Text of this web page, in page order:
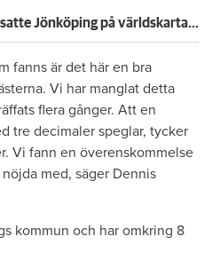
Kvarteret som satte Jönköping på världskartan - hyresgästerna minns gemenskap som försvann
fanns är det här en bra
Vi har manglat detta
flera gånger. Att en
tre decimaler speglar, tycker
Vi fann en överenskommelse
med, säger Dennis
kommun och har omkring 8